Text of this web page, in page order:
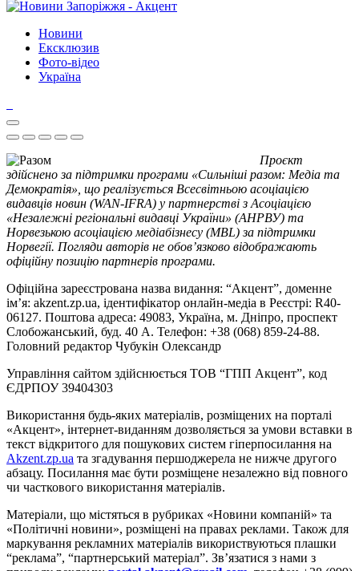
Новини
Ексклюзив
Фото-відео
Україна
Проєкт
здійснено за підтримки програми «Сильніші разом: Медіа та
Демократія», що реалізується Всесвітньою асоціацією
видавців новин (WAN-IFRA) у партнерстві з Асоціацією
«Незалежні регіональні видавці України» (АНРВУ) та
Норвезькою асоціацією медіабізнесу (MBL) за підтримки
Норвегії. Погляди авторів не обов’язково відображають
офіційну позицію партнерів програми.
Офіційна зареєстрована назва видання: “Акцент”, доменне
ім’я: akzent.zp.ua, ідентифікатор онлайн-медіа в Реєстрі: R40-
06127. Поштова адреса: 49083, Україна, м. Дніпро, проспект
Слобожанський, буд. 40 А. Телефон: +38 (068) 859-24-88.
Головний редактор Чубукін Олександр
Управління сайтом здійснюється ТОВ “ГПП Акцент”, код
ЄДРПОУ 39404303
Використання будь-яких матеріалів, розміщених на порталі
«Акцент», інтернет-виданням дозволяється за умови вставки в
текст відкритого для пошукових систем гіперпосилання на
Akzent.zp.ua та згадування першоджерела не нижче другого
абзацу. Посилання має бути розміщене незалежно від повного
чи часткового використання матеріалів.
Матеріали, що містяться в рубриках «Новини компаній» та
«Політичні новини», розміщені на правах реклами. Також для
маркування рекламних матеріалів використвуються плашки
“реклама”, “партнерський матеріал”. Зв’язатися з нами з